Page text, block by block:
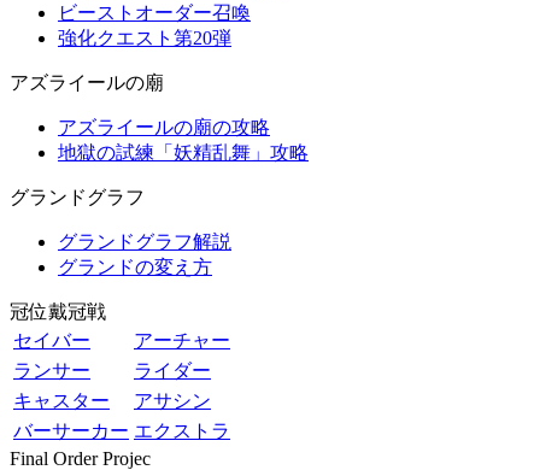
ビーストオーダー召喚
強化クエスト第20弾
アズライールの廟
アズライールの廟の攻略
地獄の試練「妖精乱舞」攻略
グランドグラフ
グランドグラフ解説
グランドの変え方
冠位戴冠戦
セイバー
アーチャー
ランサー
ライダー
キャスター
アサシン
バーサーカー エクストラ
Final Order Projec